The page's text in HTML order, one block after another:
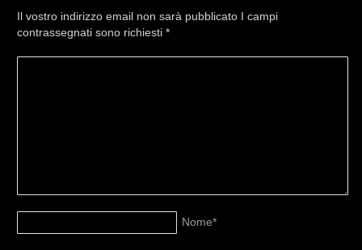
Il vostro indirizzo email non sarà pubblicato I campi
contrassegnati sono richiesti*
Nome*